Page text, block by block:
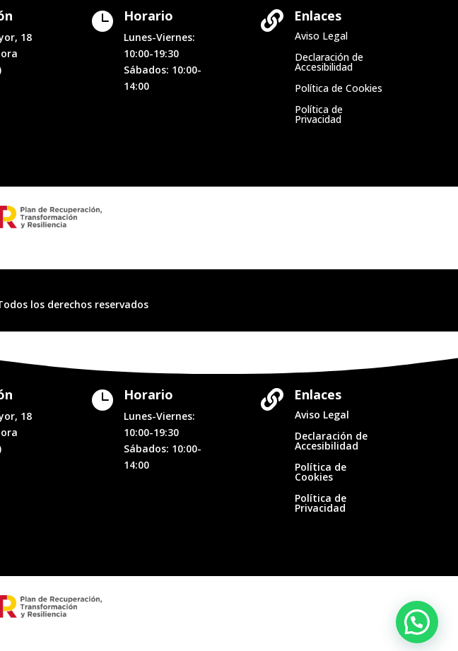
18
 Horario
Lunes-Viernes:
10:00-19:30
Sábados: 10:00-
14:00
 Enlaces
Aviso Legal
Declaración de
Accesibilidad
Política de Cookies
Política de
Privacidad
los derechos reservados
18
 Horario
Lunes-Viernes:
10:00-19:30
Sábados: 10:00-
14:00
 Enlaces
Aviso Legal
Declaración de
Accesibilidad
Política de
Cookies
Política de
Privacidad